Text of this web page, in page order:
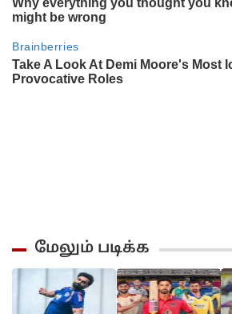
மேலும் படிக்க